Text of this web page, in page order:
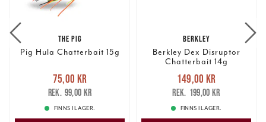
THE PIG
Pig Hula Chatterbait 15g
Nuvarande pris
75,00 krTidigare pris
99,00 kr
75,00 kr
99,00 kr
FINNS I LAGER.
BERKLEY
Berkley Dex Disruptor
Chatterbait 14g
Nuvarande pris
149,00 krTidigare pris
199,00 kr
149,00 kr
199,00 kr
FINNS I LAGER.